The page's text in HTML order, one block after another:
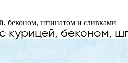
беконом, шпинатом и сливками
курицей, беконом,